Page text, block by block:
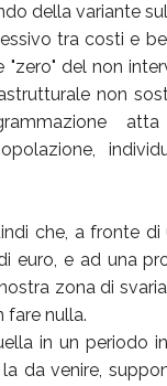
della variante
tra costi e
"zero" del non
non
che, a fronte
euro, e ad una
zona di
fare nulla.
in un periodo
da venire,